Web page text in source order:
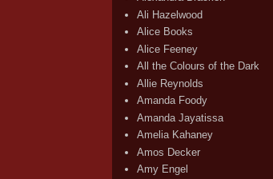
Ali Hazelwood
Alice Books
Alice Feeney
All the Colours of the Dark
Allie Reynolds
Amanda Foody
Amanda Jayatissa
Amelia Kahaney
Amos Decker
Amy Engel